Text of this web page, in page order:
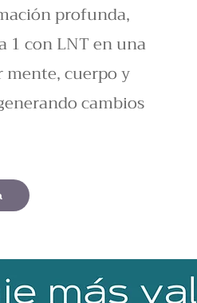
profunda,
1 con LNT en una
mente, cuerpo y
cambios